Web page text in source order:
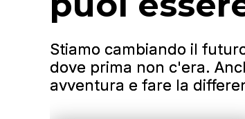
Stiamo cambiando il
dove prima non c'era.
avventura e fare la